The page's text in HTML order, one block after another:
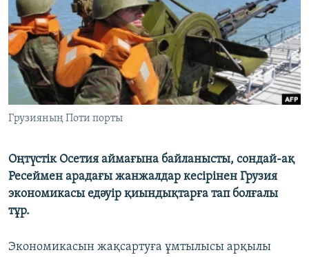
Русский
ЖАЗЫЛЫҢЫЗ
Басқа тілдерде
Грузияның Поти порты
Оңтүстік Осетия аймағына байланысты, сондай-ақ
Ресеймен арадағы жанжалдар кесірінен Грузия
экономикасы едәуір қиындықтарға тап болғалы
тұр.
Экономикасын жақсартуға ұмтылысы арқылы